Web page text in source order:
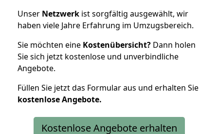
Unser Netzwerk ist sorgfältig ausgewählt, wir
haben viele Jahre Erfahrung im Umzugsbereich.
Sie möchten eine Kostenübersicht? Dann holen
Sie sich jetzt kostenlose und unverbindliche
Angebote.
Füllen Sie jetzt das Formular aus und erhalten Sie
kostenloseAngebote.
Kostenlose Angebote erhalten